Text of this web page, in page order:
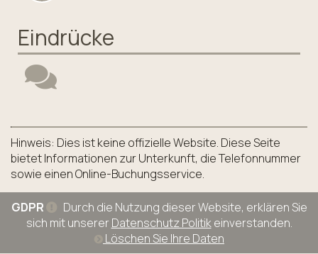
Eindrücke
Hinweis: Dies ist keine offizielle Website. Diese Seite
bietet Informationen zur Unterkunft, die Telefonnummer
sowie einen Online-Buchungsservice.
GDPR
Durch die Nutzung dieser Website, erklären Sie
sich mit unserer Datenschutz Politikeinverstanden.
Löschen Sie Ihre Daten